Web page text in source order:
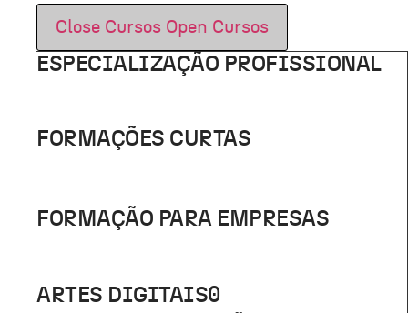
Close Cursos Open Cursos
ESPECIALIZAÇÃO PROFISSIONAL
FORMAÇÕES CURTAS
FORMAÇÃO PARA EMPRESAS
ARTES DIGITAIS0